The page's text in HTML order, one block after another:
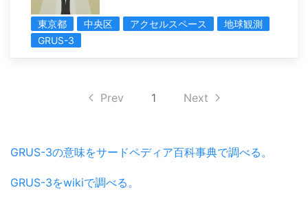
東京都 中央区 アクセルスペース
地球観測
GRUS-3
Prev 1 Next
GRUS-3の意味をサードペディア百科事典で調べる。
GRUS-3をwikiで調べる。